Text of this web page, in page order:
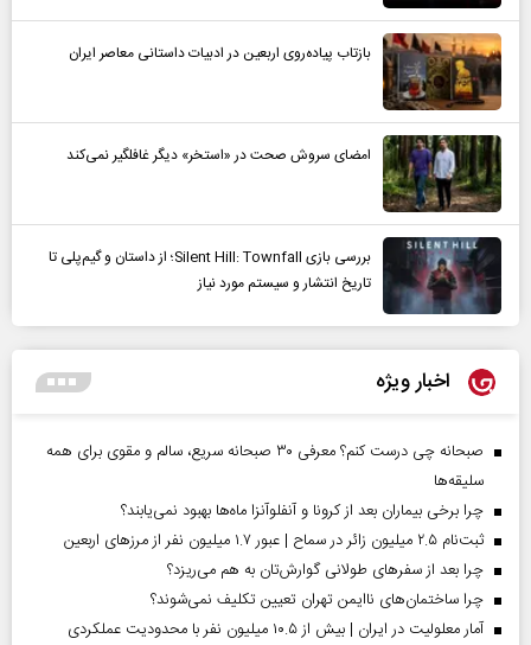
بازتاب پیاده‌روی اربعین در ادبیات داستانی معاصر ایران
امضای سروش صحت در «استخر» دیگر غافلگیر نمی‌کند
بررسی بازی Silent Hill: Townfall؛ از داستان و گیم‌پلی تا
تاریخ انتشار و سیستم مورد نیاز
اخبار ویژه
صبحانه چی درست کنم؟ معرفی ۳۰ صبحانه سریع، سالم و مقوی برای همه
سلیقه‌ها
چرا برخی بیماران بعد از کرونا و آنفلوآنزا ماه‌ها بهبود نمی‌یابند؟
ثبت‌نام ۲.۵ میلیون زائر در سماح | عبور ۱.۷ میلیون نفر از مرز‌های اربعین
چرا بعد از سفرهای طولانی گوارش‌تان به هم می‌ریزد؟
چرا ساختمان‌های ناایمن تهران تعیین تکلیف نمی‌شوند؟
آمار معلولیت در ایران | بیش از ۱۰.۵ میلیون نفر با محدودیت عملکردی